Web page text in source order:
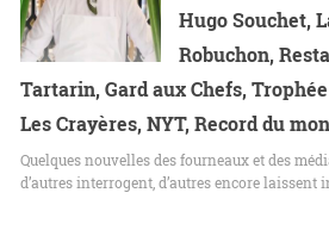
Hugo Souchet,
Robuchon,
Tartarin, Gard aux Chefs,
Les Crayères, NYT, Record du
Quelques nouvelles des fourneaux et des
d’autres interrogent, d’autres encore laissent